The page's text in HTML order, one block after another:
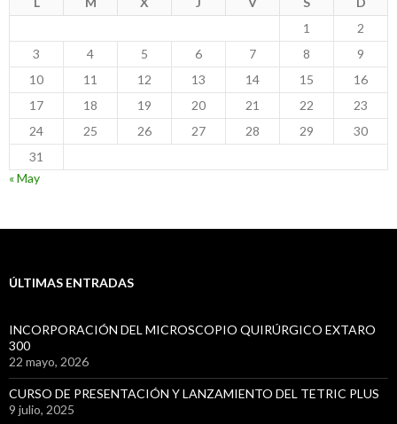
1
2
3
4 5 6 7 8
9
10
11 12 13 14 15
16
17
18 19 20 21 22
23
24
25 26 27 28 29
30
31
« May
ÚLTIMAS ENTRADAS
INCORPORACIÓN DEL MICROSCOPIO QUIRÚRGICO EXTARO
300
22 mayo, 2026
CURSO DE PRESENTACIÓN Y LANZAMIENTO DEL TETRIC PLUS
9 julio, 2025